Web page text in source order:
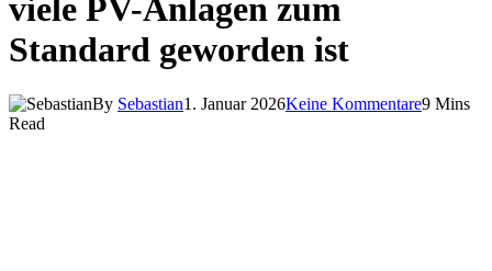
viele PV-Anlagen zum
Standard geworden ist
By Sebastian1. Januar 2026Keine Kommentare9 Mins
Read